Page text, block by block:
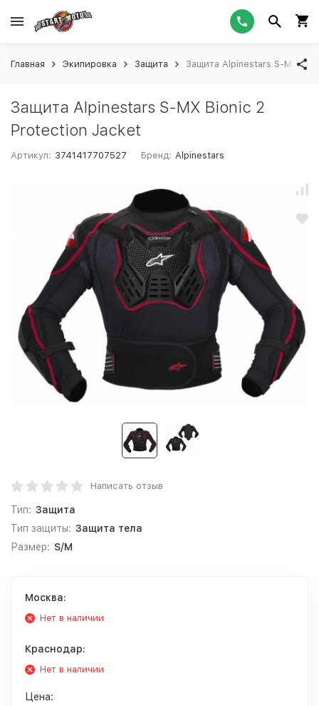
Главная Экипировка Защита Защита Alpinestars S-MX
Защита Alpinestars S-MX Bionic 2
Protection Jacket
Артикул: 3741417707527 Бренд: Alpinestars
Написать отзыв
Тип: Защита
Тип защиты: Защита тела
Размер: S/M
Москва:
Нет в наличии
Краснодар:
Нет в наличии
Цена: